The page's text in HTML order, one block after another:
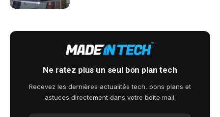
Ne ratez plus un seul bon plan tech
Recevez les dernières actualités tech, bons plans et
astuces directement dans votre boîte mail.